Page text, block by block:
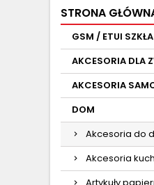
STRONA
GSM / ETUI
AKCESORIA DLA
AKCESORIA
DOM
Akcesoria do
Akcesoria